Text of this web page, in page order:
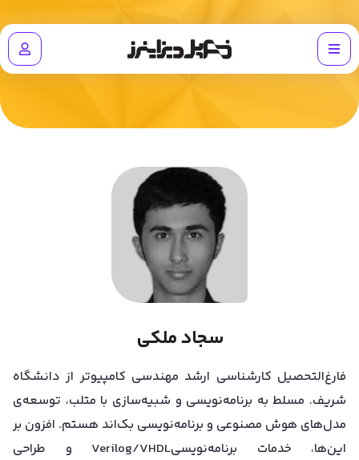
سجاد ملکی
فارغ‌التحصیل کارشناسی ارشد مهندسی کامپیوتر از دانشگاه
شریف. مسلط به برنامه‌نویسی و شبیه‌سازی با متلب، توسعه‌ی
مدل‌های هوش مصنوعی و برنامه‌نویسی بک‌اند هستم. افزون بر
این‌ها، خدمات برنامه‌نویسیVerilog/VHDL و طراحی